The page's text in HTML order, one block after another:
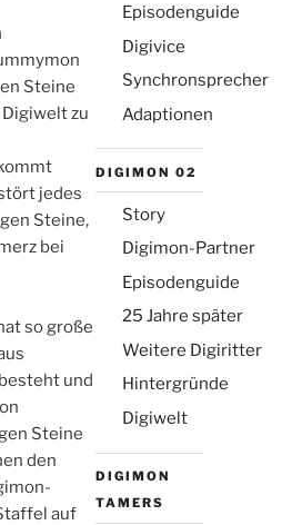
veröffentlicht
sie ist erforderlich)
Steine
zu
jedes
Steine,
bei
so große
und
Steine
den
auf
Episodenguide
Digivice
Synchronsprecher
Adaptionen
DIGIMON 02
Story
Digimon-Partner
Episodenguide
25 Jahre später
Weitere Digiritter
Hintergründe
Digiwelt
DIGIMON
TAMERS